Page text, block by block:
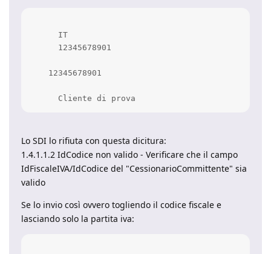
      IT
      12345678901
    12345678901
      Cliente di prova
Lo SDI lo rifiuta con questa dicitura:
1.4.1.1.2 IdCodice non valido - Verificare che il campo
IdFiscaleIVA/IdCodice del "CessionarioCommittente" sia
valido
Se lo invio così ovvero togliendo il codice fiscale e
lasciando solo la partita iva: